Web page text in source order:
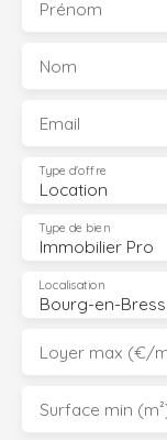
Prénom
Nom
Email
Location
Type d'offre
Immobilier Pro
Type de bien
Bourg-en-
Localisation
Loyer max (€/
Surface min